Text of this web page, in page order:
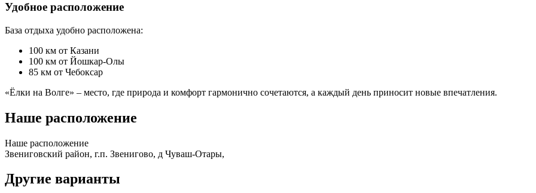
Удобное расположение
База отдыха удобно расположена:
100 км от Казани
100 км от Йошкар-Олы
85 км от Чебоксар
«Ёлки на Волге» – место, где природа и комфорт гармонично сочетаются, а каждый день приносит новые впечатления.
Наше расположение
Наше расположение
Звениговский район, г.п. Звенигово, д Чуваш-Отары,
Другие варианты